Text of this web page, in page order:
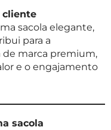
cliente
sacola elegante,
para a
marca premium,
e o engajamento
sacola